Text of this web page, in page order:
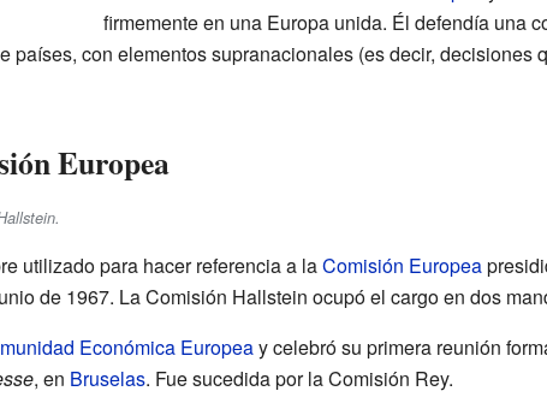
firmemente en una Europa unida. Él defendía una
países, con elementos supranacionales (es decir, decisiones
Europea
utilizado para hacer referencia a laComisión Europea
de 1967. La Comisión Hallstein ocupó el cargo en dos
Económica Europeay celebró su primera reunión
, en Bruselas. Fue sucedida por la Comisión Rey.